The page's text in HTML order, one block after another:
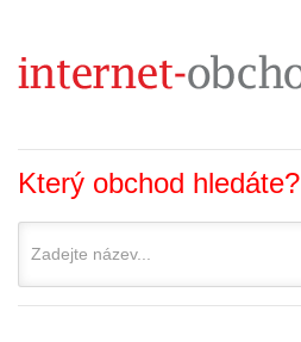
Který obchod hledáte?